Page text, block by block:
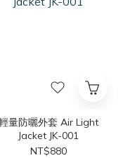
量防曬外套 Air Light
Jacket JK-001
NT$880